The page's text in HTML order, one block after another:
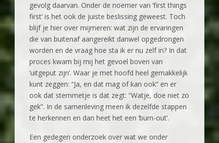
gevolg daarvan. Onder de noemer van ‘first things
first’ is het ook de juiste beslissing geweest. Toch
blijf je hier over mijmeren: wat zijn de ervaringen
die van buitenaf aangereikt danwel opgedrongen
worden en de vraag hoe sta ik er nu zelf in? In dat
proces kwam bij mij het gevoel boven van
‘uitgeput zijn’. Waar je met hoofd heel gemakkelijk
kunt zeggen: “Ja, en dat mag of kan ook” en er
ook dat stemmetje is dat zegt: “Watje, doe niet zo
gek”. In de samenleving meen ik dezelfde stappen
te herkennen en dan heet het een ‘burn-out’.
Een gedegen onderzoek over wat we onder